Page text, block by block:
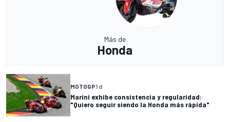
Más de
Honda
MOTOGP1 d
Marini exhibe consistencia y regularidad:
"Quiero seguir siendo la Honda más rápida"